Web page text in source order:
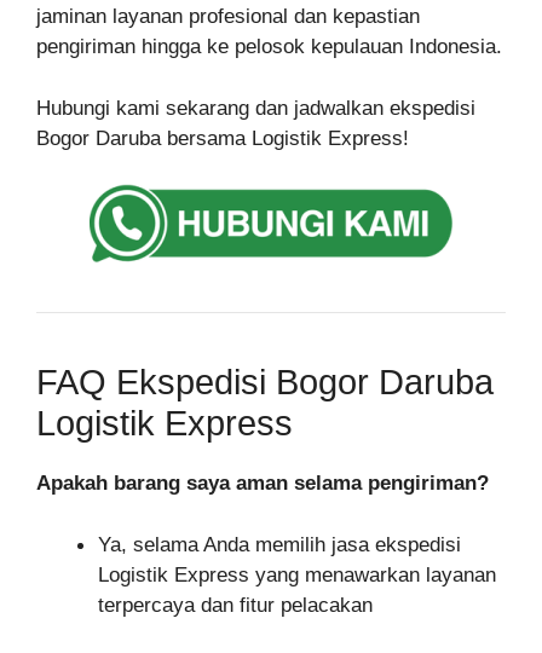
jaminan layanan profesional dan kepastian
pengiriman hingga ke pelosok kepulauan Indonesia.
Hubungi kami sekarang dan jadwalkan ekspedisi
Bogor Daruba bersama Logistik Express!
FAQ Ekspedisi Bogor Daruba
Logistik Express
Apakah barang saya aman selama pengiriman?
Ya, selama Anda memilih jasa ekspedisi
Logistik Express yang menawarkan layanan
terpercaya dan fitur pelacakan